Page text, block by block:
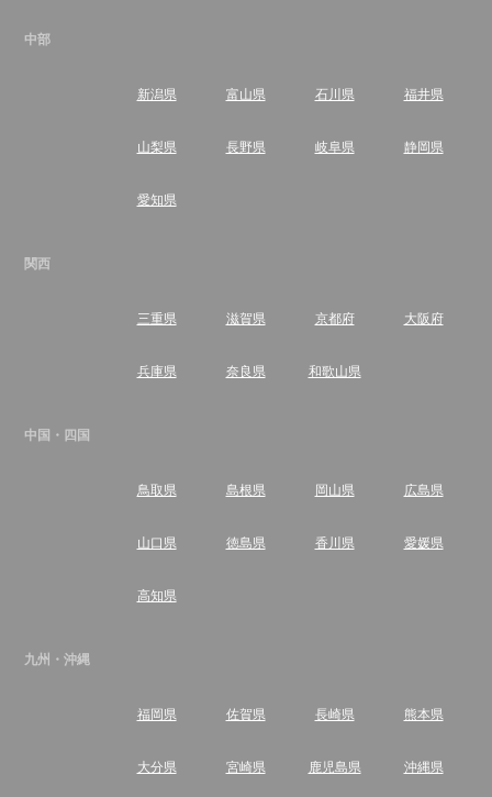
中部
新潟県 富山県 石川県 福井県
山梨県 長野県 岐阜県 静岡県
愛知県
関西
三重県 滋賀県 京都府 大阪府
兵庫県 奈良県 和歌山県
中国・四国
鳥取県 島根県 岡山県 広島県
山口県 徳島県 香川県 愛媛県
高知県
九州・沖縄
福岡県 佐賀県 長崎県 熊本県
大分県 宮崎県 鹿児島県 沖縄県